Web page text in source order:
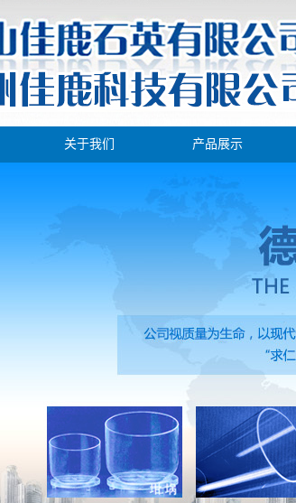
关于我们 产品展示